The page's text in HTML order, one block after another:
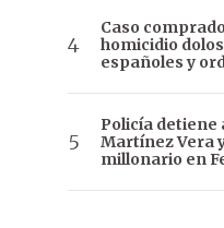
Caso
homicidio
españoles y
Policía detiene
Martínez Vera
millonario en